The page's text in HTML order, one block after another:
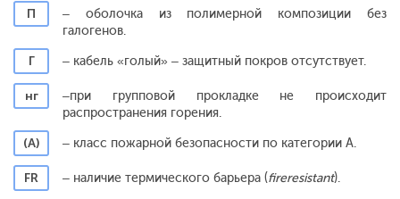
П
– оболочка из полимерной композиции без
галогенов.
Г
– кабель «голый» – защитный покров отсутствует.
нг
–при групповой прокладке не происходит
распространения горения.
(А)
– класс пожарной безопасности по категории А.
FR – наличие термического барьера (fireresistant).